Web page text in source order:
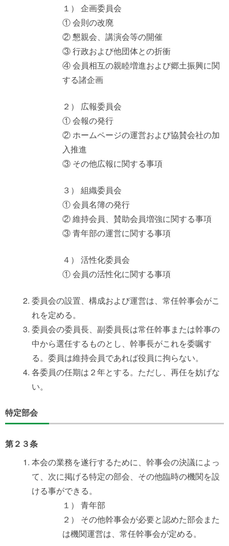
１） 企画委員会
① 会則の改廃
② 懇親会、講演会等の開催
③ 行政および他団体との折衝
④ 会員相互の親睦増進および郷土振興に関
する諸企画
２） 広報委員会
① 会報の発行
② ホームページの運営および協賛会社の加
入推進
③ その他広報に関する事項
３） 組織委員会
① 会員名簿の発行
② 維持会員、賛助会員増強に関する事項
③ 青年部の運営に関する事項
４） 活性化委員会
① 会員の活性化に関する事項
委員会の設置、構成および運営は、常任幹事会がこ
れを定める。
委員会の委員長、副委員長は常任幹事または幹事の
中から選任するものとし、幹事長がこれを委嘱す
る。委員は維持会員であれば役員に拘らない。
各委員の任期は２年とする。ただし、再任を妨げな
い。
特定部会
第２３条
本会の業務を遂行するために、幹事会の決議によっ
て、次に掲げる特定の部会、その他臨時の機関を設
ける事ができる。
１） 青年部
２） その他幹事会が必要と認めた部会また
は機関運営は、常任幹事会が定める。